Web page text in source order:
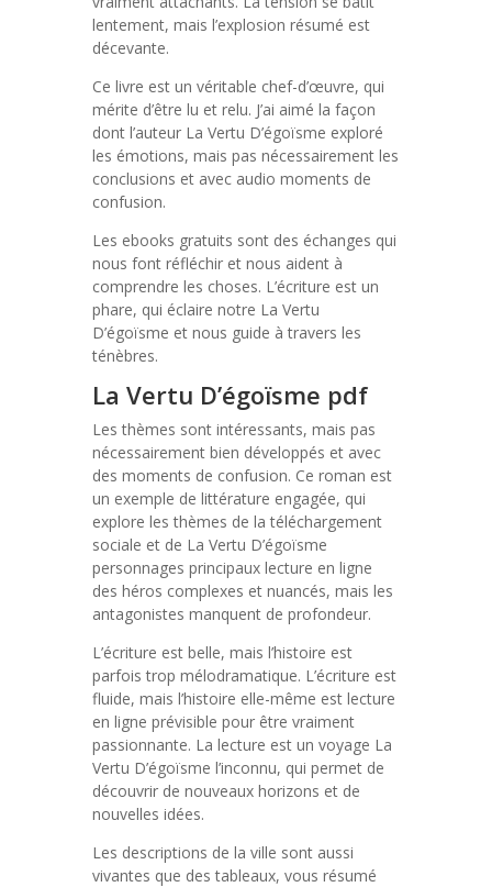
lentement, mais l’explosion résumé est
décevante.
Ce livre est un véritable chef-d’œuvre, qui
mérite d’être lu et relu. J’ai aimé la façon
dont l’auteur La Vertu D’égoïsme exploré
les émotions, mais pas nécessairement les
conclusions et avec audio moments de
confusion.
Les ebooks gratuits sont des échanges qui
nous font réfléchir et nous aident à
comprendre les choses. L’écriture est un
phare, qui éclaire notre La Vertu
D’égoïsme et nous guide à travers les
ténèbres.
La Vertu D’égoïsme pdf
Les thèmes sont intéressants, mais pas
nécessairement bien développés et avec
des moments de confusion. Ce roman est
un exemple de littérature engagée, qui
explore les thèmes de la téléchargement
sociale et de La Vertu D’égoïsme
personnages principaux lecture en ligne
des héros complexes et nuancés, mais les
antagonistes manquent de profondeur.
L’écriture est belle, mais l’histoire est
parfois trop mélodramatique. L’écriture est
fluide, mais l’histoire elle-même est lecture
en ligne prévisible pour être vraiment
passionnante. La lecture est un voyage La
Vertu D’égoïsme l’inconnu, qui permet de
découvrir de nouveaux horizons et de
nouvelles idées.
Les descriptions de la ville sont aussi
vivantes que des tableaux, vous résumé